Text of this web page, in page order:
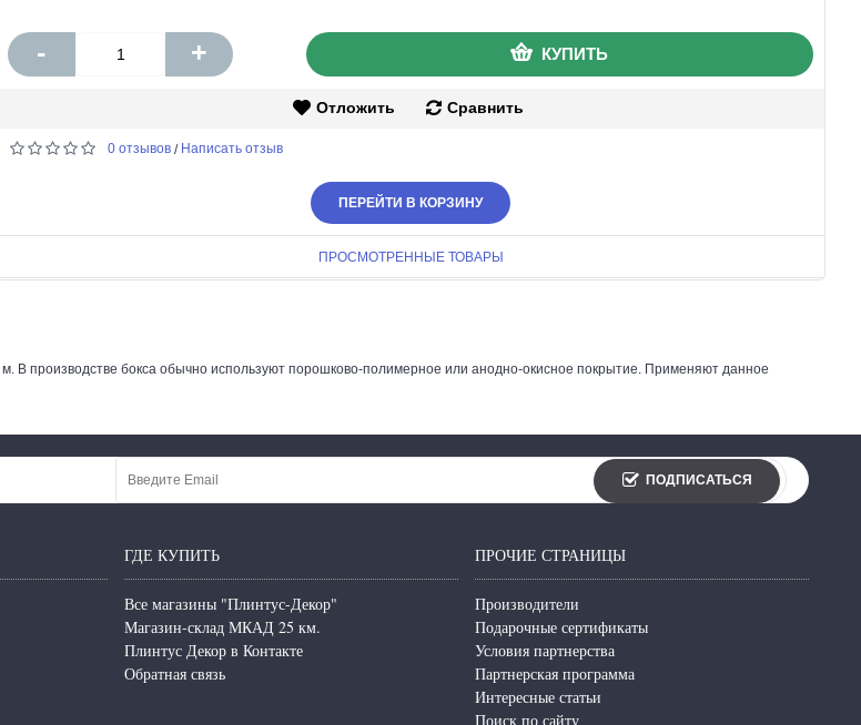
- + КУПИТЬ
Отложить Сравнить
0 отзывов / Написать отзыв
ПЕРЕЙТИ В КОРЗИНУ
ПРОСМОТРЕННЫЕ ТОВАРЫ
В производстве бокса обычно используют порошково-полимерное или анодно-окисное покрытие. Применяют данное
ПОДПИСАТЬСЯ
ГДЕ КУПИТЬ
Все магазины "Плинтус-Декор"
Магазин-склад МКАД 25 км.
Плинтус Декор в Контакте
Обратная связь
ПРОЧИЕ СТРАНИЦЫ
Производители
Подарочные сертификаты
Условия партнерства
Партнерская программа
Интересные статьи
Поиск по сайту